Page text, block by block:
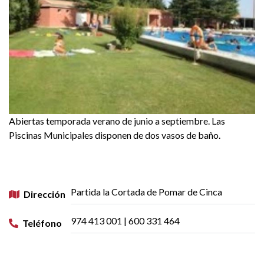
Abiertas temporada verano de junio a septiembre. Las
Piscinas Municipales disponen de dos vasos de baño.
Dirección Partida la Cortada de Pomar de Cinca
Teléfono 974 413 001 | 600 331 464